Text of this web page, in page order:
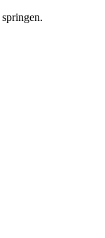
springen.